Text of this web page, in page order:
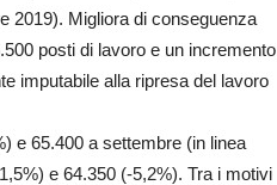
2019). Migliora di conseguenza
posti di lavoro e un incremento
imputabile alla ripresa del lavoro
e 65.400 a settembre (in linea
e 64.350 (-5,2%). Tra i motivi